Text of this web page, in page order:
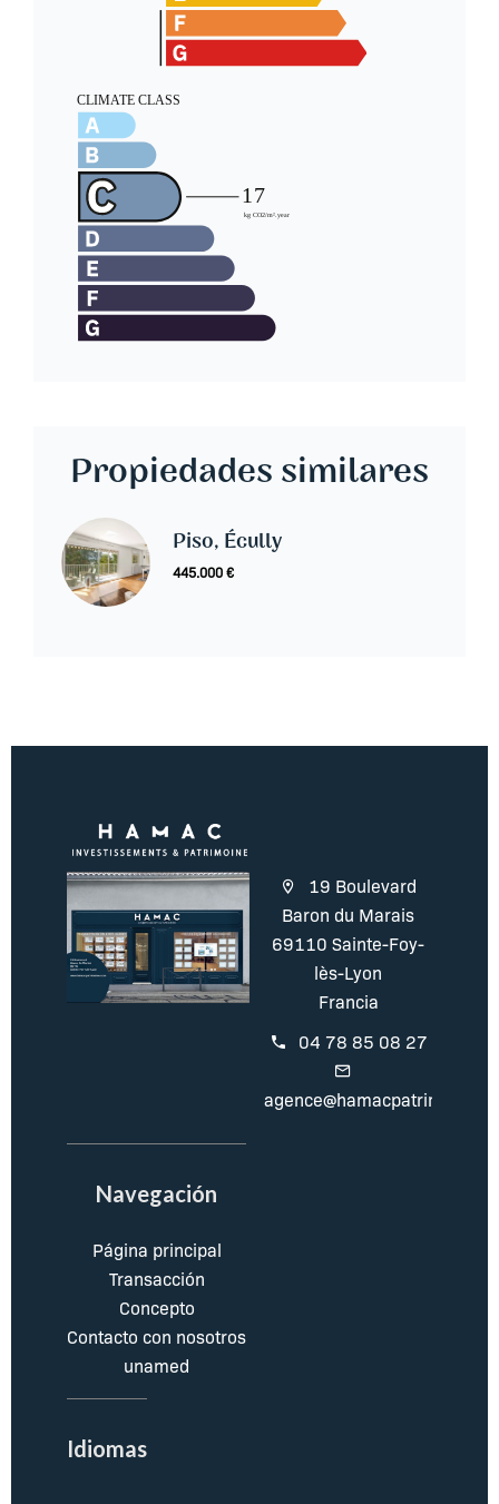
Propiedades similares
Piso, Écully
445.000 €
19 Boulevard
Baron du Marais
69110 Sainte-Foy-
lès-Lyon
Francia
04 78 85 08 27
Navegación
Página principal
Transacción
Concepto
Contacto con nosotros
unamed
Idiomas